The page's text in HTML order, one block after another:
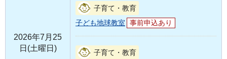
2026年7月25
日(土曜日)
子育て・教育
子ども地球教室
事前申込あり
子育て・教育